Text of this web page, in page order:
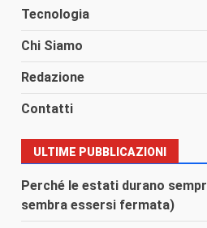
Tecnologia
Chi Siamo
Redazione
Contatti
ULTIME PUBBLICAZIONI
Perché le estati durano
sembra essersi fermata)